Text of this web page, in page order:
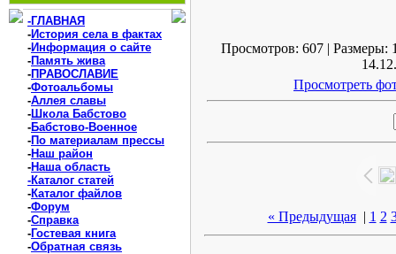
-ГЛАВНАЯ
-История села в фактах
-Информация о сайте
-Память жива
-ПРАВОСЛАВИЕ
-Фотоальбомы
-Аллея славы
-Школа Бабстово
-Бабстово-Военное
-По материалам прессы
-Наш район
-Наша область
-Каталог статей
-Каталог файлов
-Форум
-Справка
-Гостевая книга
-Обратная связь
Просмотров: 607 | Размеры:
Просмотреть
« Предыдущая| 1 2